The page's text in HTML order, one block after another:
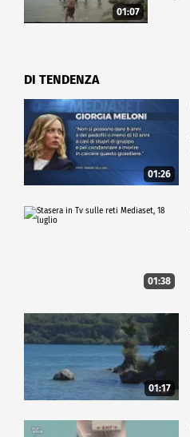
01:07
DI TENDENZA
01:26
01:38
01:17